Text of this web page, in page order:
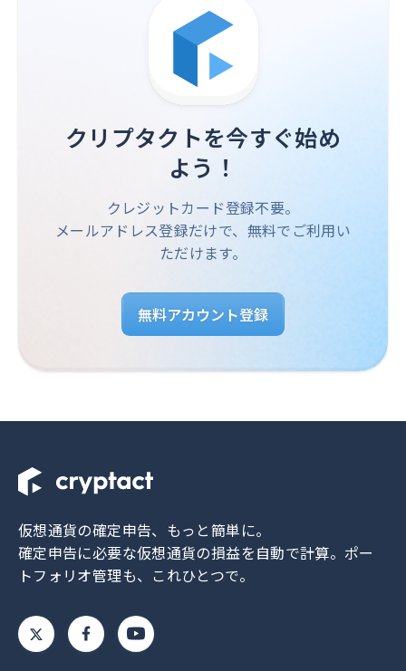
クリプタクトを今すぐ始め
よう！
クレジットカード登録不要。
メールアドレス登録だけで、無料でご利用い
ただけます。
無料アカウント登録
仮想通貨の確定申告、もっと簡単に。
確定申告に必要な仮想通貨の損益を自動で計算。 ポー
トフォリオ管理も、これひとつで。